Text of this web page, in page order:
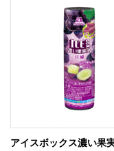
アイスボックス濃い果